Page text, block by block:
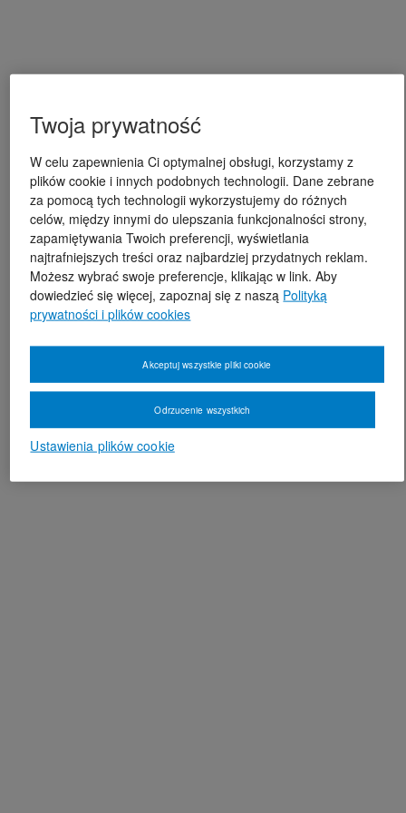
Twoja prywatność
W celu zapewnienia Ci optymalnej obsługi, korzystamy z
plików cookie i innych podobnych technologii. Dane zebrane
za pomocą tych technologii wykorzystujemy do różnych
celów, między innymi do ulepszania funkcjonalności strony,
zapamiętywania Twoich preferencji, wyświetlania
najtrafniejszych treści oraz najbardziej przydatnych reklam.
Możesz wybrać swoje preferencje, klikając w link. Aby
dowiedzieć się więcej, zapoznaj się z naszą Polityką
prywatności i plików cookies
Ustawienia plików cookie
Odrzucenie wszystkich
Akceptuj wszystkie pliki cookie